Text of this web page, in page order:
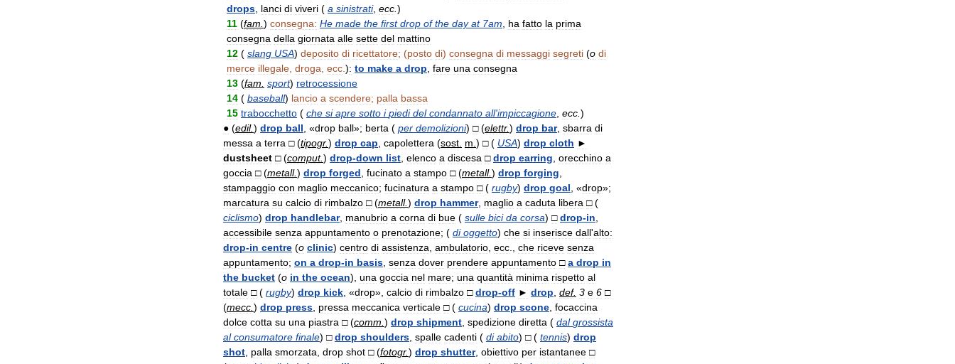
drops lanci di viveri ( a sinistrati, ecc )
11 (fam ) consegna: He made the first drop of the day at 7am ha fatto la prima
consegna della giornata alle sette del mattino
12 ( slang USA) deposito di ricettatore; (posto di) consegna di messaggi segreti (o di
merce illegale droga ecc ): to make a drop fare una consegna
13 (fam sport) retrocessione
14 ( baseball) lancio a scendere; palla bassa
15 trabocchetto ( che si apre sotto i piedi del condannato all'impiccagione ecc )
● (edil.) drop ball , «drop ball»; berta ( per demolizioni) □(elettr.) drop bar, sbarra di
messa a terra □(tipogr.) drop cap capolettera (sost m ) □( USA) drop cloth ►
dustsheet □(comput.) drop-down list elenco a discesa □ drop earring orecchino a
goccia □(metall.) drop forged fucinato a stampo □(metall.) drop forging
stampaggio con maglio meccanico; fucinatura a stampo □( rugby) drop goal , «drop»;
marcatura su calcio di rimbalzo □(metall.) drop hammer, maglio a caduta libera □(
ciclismo) drop handlebar, manubrio a corna di bue ( sulle bici da corsa) □ drop-in
accessibile senza appuntamento o prenotazione; ( di oggetto) che si inserisce dall'alto:
drop-in centre (o clinic) centro di assistenza ambulatorio ecc che riceve senza
appuntamento; on a drop-in basis senza dover prendere appuntamento □ a drop in
the bucket (o in the ocean), una goccia nel mare; una quantità minima rispetto al
totale □( rugby) drop kick , «drop», calcio di rimbalzo □ drop-off ► drop def. 3 e 6 □
(mecc ) drop press pressa meccanica verticale □( cucina) drop scone focaccina
dolce cotta su una piastra □(comm ) drop shipment spedizione diretta ( dal grossista
al consumatore finale) □ drop shoulders spalle cadenti ( di abito) □( tennis) drop
shot palla smorzata drop shot □(fotogr.) drop shutter, obiettivo per istantanee □